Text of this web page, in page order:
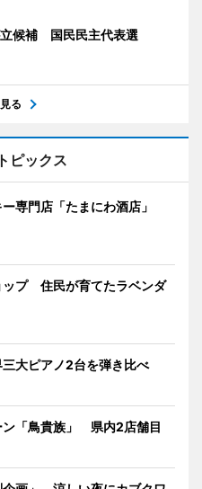
候補 国民民主代表選
る
ピックス
専門店「たまにわ酒店」
ップ 住民が育てたラベンダ
大ピアノ2台を弾き比べ
ン「鳥貴族」 県内2店舗目